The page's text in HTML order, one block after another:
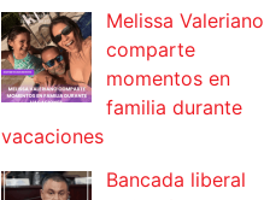
Melissa Valeriano
comparte
momentos en
familia durante
vacaciones
Bancada liberal